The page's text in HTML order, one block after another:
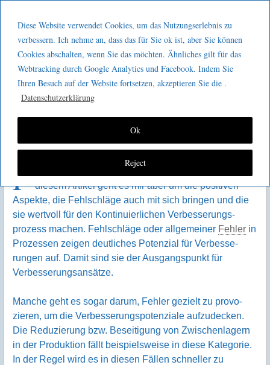
Diese Website verwendet Cookies, um das Nutzungserlebnis zu
verbessern. Ich nehme an, dass das für Sie ok ist, aber Sie können
Cookies abschalten, wenn Sie das möchten. Ähnliches gilt für das
Webtracking durch Google Analytics und Facebook. Indem Sie
Ihren Besuch auf der Website fortsetzen, akzeptieren Sie die .
Datenschutzerklärung
Reject
Ok
GeeMco :
Götz Müller
Consulting
KVP – eine Frage der
Fehlschläge
F
ehlschläge hören sich jetzt erstmal negativ an. In
diesem Artikel geht es mir aber um die positiven
Aspekte, die Fehl­schläge auch mit sich bringen und die
sie wert­voll für den Konti­nuier­lichen Verbesse­rungs­
prozess machen. Fehl­schläge oder allge­meiner Fehler in
Prozessen zeigen deut­liches Potenzial für Verbesse­
rungen auf. Damit sind sie der Ausgangs­punkt für
Verbesse­rungs­ansätze.
Manche geht es sogar darum, Fehler gezielt zu provo­
zieren, um die Verbesse­rungs­poten­ziale aufzu­decken.
Die Redu­zierung bzw. Besei­tigung von Zwischen­lagern
in der Produk­tion fällt beispiels­weise in diese Kate­gorie.
In der Regel wird es in diesen Fällen schneller zu